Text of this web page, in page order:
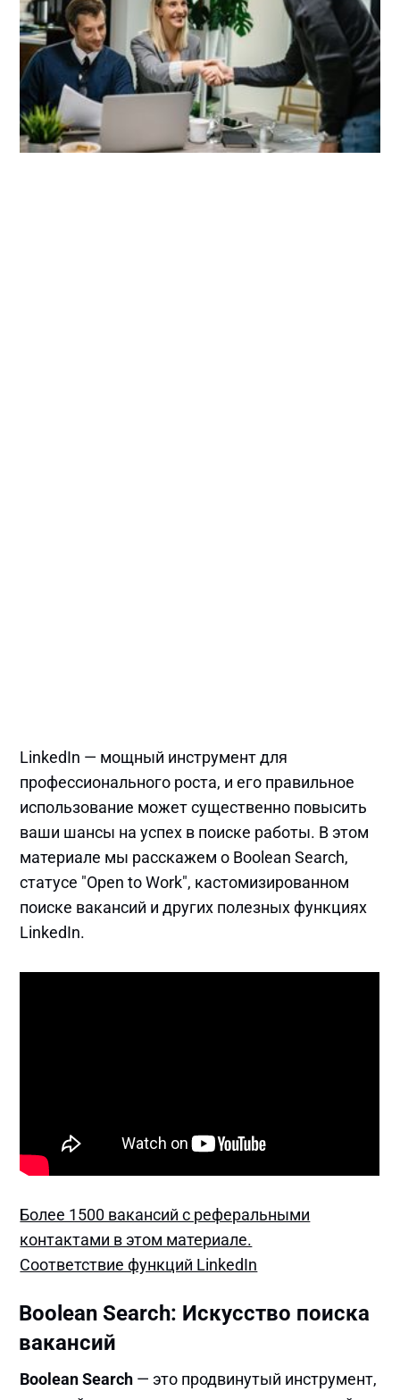
LinkedIn — мощный инструмент для
профессионального роста, и его правильное
использование может существенно повысить
ваши шансы на успех в поиске работы. В этом
материале мы расскажем о Boolean Search,
статусе "Open to Work", кастомизированном
поиске вакансий и других полезных функциях
LinkedIn.
Более 1500 вакансий с реферальными
контактами в этом материале.
Соответствие функций LinkedIn
Boolean Search: Искусство поиска
вакансий
Boolean Search — это продвинутый инструмент,